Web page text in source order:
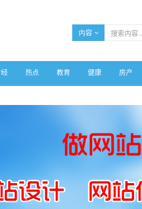
内容
热点 教育 健康 房产